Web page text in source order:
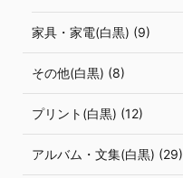
家具・家電(白黒) (9)
その他(白黒) (8)
プリント(白黒) (12)
アルバム・文集(白黒) (29)